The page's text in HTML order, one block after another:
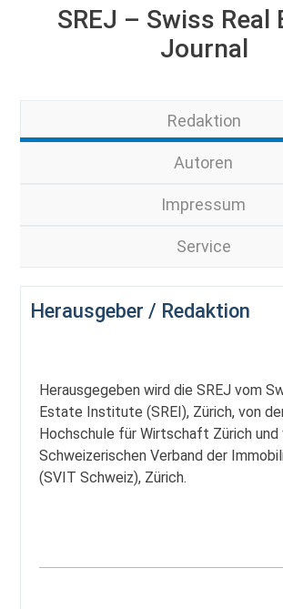
SREJ – Swiss Real
Journal
Redaktion
Autoren
Impressum
Service
Herausgeber / Redaktion
Herausgegeben wird die SREJ vom
Estate Institute (SREI), Zürich, von
Hochschule für Wirtschaft Zürich und
Schweizerischen Verband der
(SVIT Schweiz), Zürich.